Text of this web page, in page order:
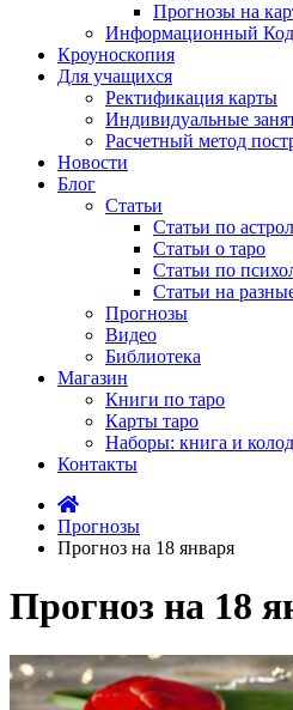
Прогнозы на
Информационный
Кроуноскопия
Для учащихся
Ректификация карты
Индивидуальные
Расчетный метод
Новости
Блог
Статьи
Статьи по
Статьи о таро
Статьи по
Статьи на
Прогнозы
Видео
Библиотека
Магазин
Книги по таро
Карты таро
Наборы: книга и
Контакты
Прогнозы
Прогноз на 18 января
Прогноз на 18